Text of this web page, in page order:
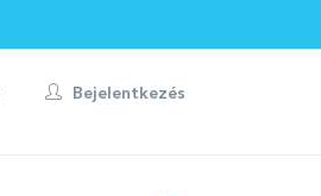
Bejelentkezés